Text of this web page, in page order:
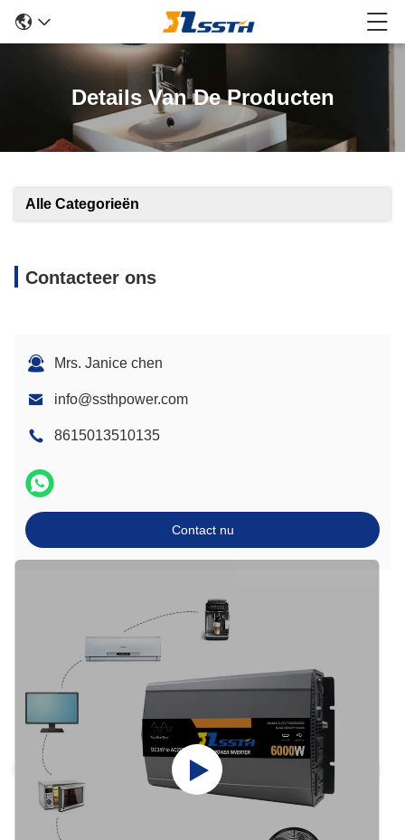
Details Van De Producten
Alle Categorieën
Contacteer ons
Mrs. Janice chen
info@ssthpower.com
8615013510135
Contact nu